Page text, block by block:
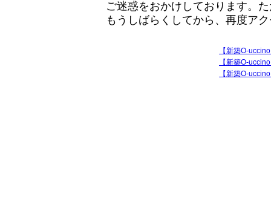
ご迷惑をおかけしております。
もうしばらくしてから、再度ア
【新築O-
【新築O-
【新築O-